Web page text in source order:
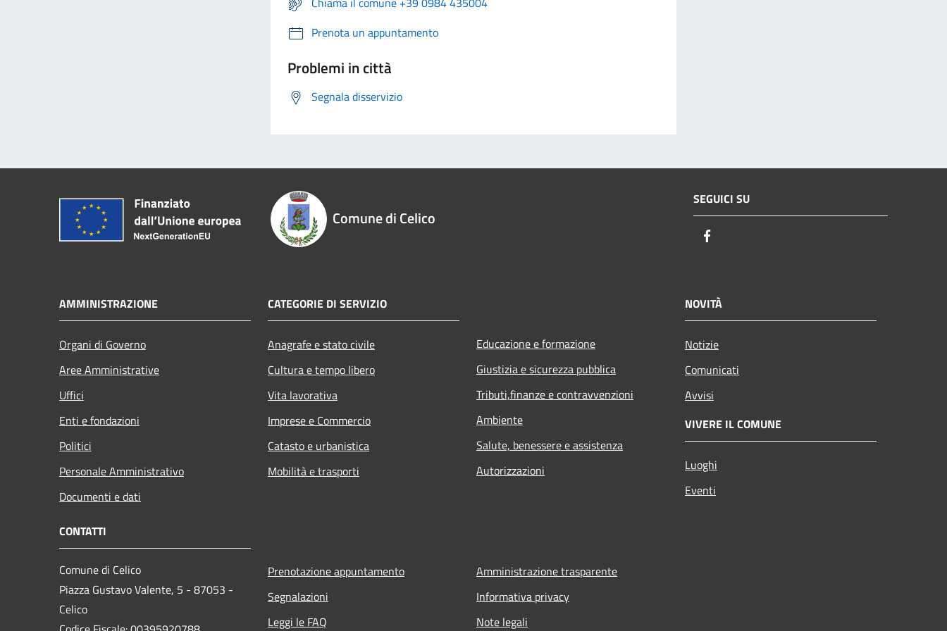
Prenota un appuntamento
Problemi in città
Segnala disservizio
Comune di Celico
SEGUICI SU
AMMINISTRAZIONE
Organi di Governo
Aree Amministrative
Uffici
Enti e fondazioni
Politici
Personale Amministrativo
Documenti e dati
CATEGORIE DI SERVIZIO
Anagrafe e stato civile
Cultura e tempo libero
Vita lavorativa
Imprese e Commercio
Catasto e urbanistica
Mobilità e trasporti
Educazione e formazione
Giustizia e sicurezza pubblica
Tributi,finanze e contravvenzioni
Ambiente
Salute, benessere e assistenza
Autorizzazioni
NOVITÀ
Notizie
Comunicati
Avvisi
VIVERE IL COMUNE
Luoghi
Eventi
CONTATTI
Comune di Celico
Piazza Gustavo Valente, 5 - 87053 -
Celico
Prenotazione appuntamento
Segnalazioni
Leggi le FAQ
Amministrazione trasparente
Informativa privacy
Note legali